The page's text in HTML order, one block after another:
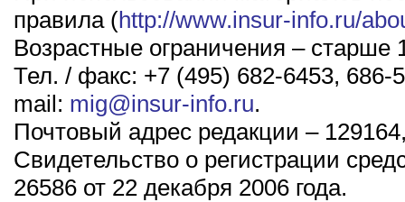
правила (http://www.insur-info.ru/
Возрастные ограничения – старше
Тел. / факс: +7 (495) 682-6453, 686-
mail: mig@insur-info.ru.
Почтовый адрес редакции –
Свидетельство о регистрации
26586 от 22 декабря 2006 года.